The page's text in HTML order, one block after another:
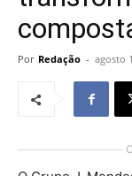
Por Redação - agosto